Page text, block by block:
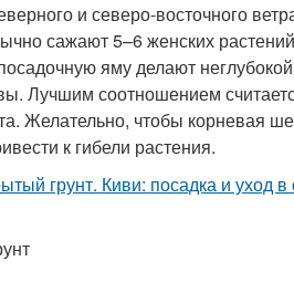
и северо-восточного
сажают 5–6 женских
яму делают
Лучшим соотношением
Желательно, чтобы корневая
к гибели растения.